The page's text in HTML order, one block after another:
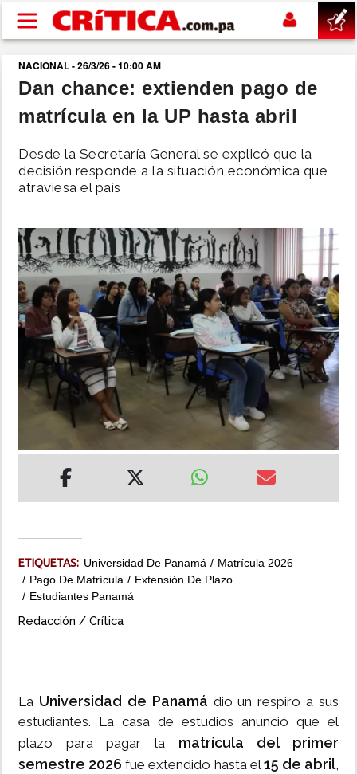
Pasar al contenido principal
buscar
SUCESOS
NACIONAL
SHOW
DEPORTES
MUNDO
INSÓLITAS
MULTIMEDIA
IMPRESO
NACIONAL - 26/3/26 - 10:00 AM
Dan chance: extienden pago de
matrícula en la UP hasta abril
Desde la Secretaría General se explicó que la
decisión responde a la situación económica que
atraviesa el país
ETIQUETAS: Universidad De Panamá
Matrícula 2026
Pago De Matrícula
Extensión De Plazo
Estudiantes Panamá
Redacción / Crítica
La Universidad de Panamá dio un respiro a sus
estudiantes. La casa de estudios anunció que el
plazo para pagar la matrícula del primer
semestre 2026 fue extendido hasta el15 de abril,